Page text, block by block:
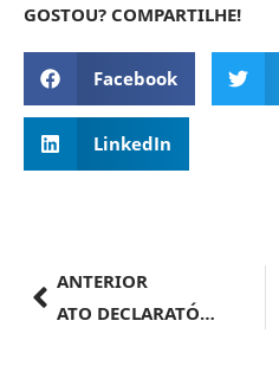
GOSTOU? COMPARTILHE!
Facebook
LinkedIn
ANTERIOR
ATO DECLARATÓRIO EXECUTIVO SRRF08 Nº 9, DE 18 DE MARÇO DE 2024